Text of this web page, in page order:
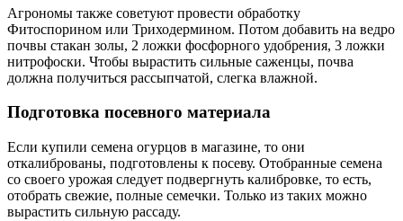
Агрономы также советуют провести обработку
Фитоспорином или Триходермином. Потом добавить на ведро
почвы стакан золы, 2 ложки фосфорного удобрения, 3 ложки
нитрофоски. Чтобы вырастить сильные саженцы, почва
должна получиться рассыпчатой, слегка влажной.
Подготовка посевного материала
Если купили семена огурцов в магазине, то они
откалиброваны, подготовлены к посеву. Отобранные семена
со своего урожая следует подвергнуть калибровке, то есть,
отобрать свежие, полные семечки. Только из таких можно
вырастить сильную рассаду.